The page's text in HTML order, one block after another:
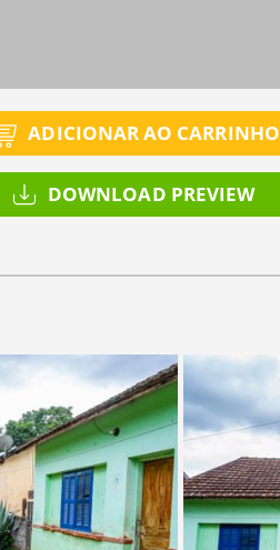
ADICIONAR AO CARRINHO
DOWNLOAD PREVIEW